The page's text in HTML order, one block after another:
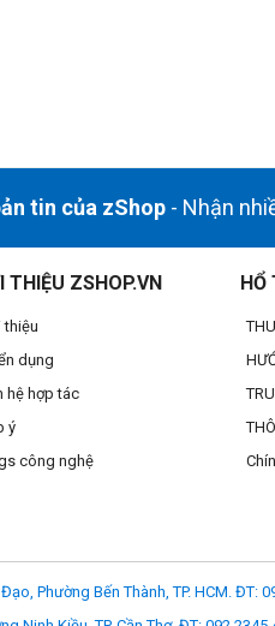
tin của zShop - Nhận
THIỆU ZSHOP.VN
thiệu
dụng
hệ hợp tác
ý
công nghệ
HỔ
Phường Bến Thành, TP. HCM. ĐT: